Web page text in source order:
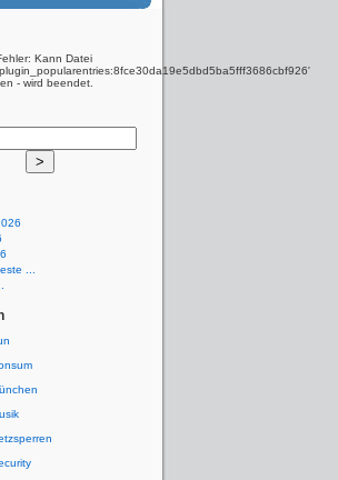
Kann Datei
- wird beendet.
...